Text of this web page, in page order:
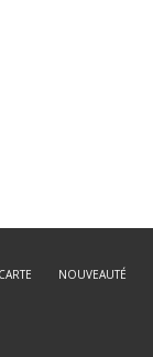
CARTE NOUVEAUTÉ